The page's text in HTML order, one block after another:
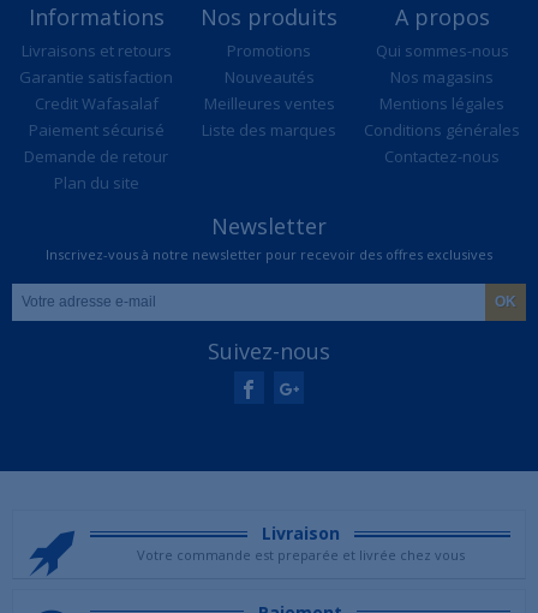
Informations
Livraisons et retours
Garantie satisfaction
Credit Wafasalaf
Paiement sécurisé
Demande de retour
Plan du site
Nos produits
Promotions
Nouveautés
Meilleures ventes
Liste des marques
A propos
Qui sommes-nous
Nos magasins
Mentions légales
Conditions générales
Contactez-nous
Newsletter
Inscrivez-vous à notre newsletter pour recevoir des offres exclusives
Suivez-nous
Livraison
Votre commande est preparée et livrée chez vous